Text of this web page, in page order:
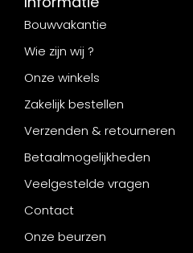
Bouwvakantie
Wie zijn wij ?
Onze winkels
Zakelijk bestellen
Verzenden & retourneren
Betaalmogelijkheden
Veelgestelde vragen
Contact
Onze beurzen